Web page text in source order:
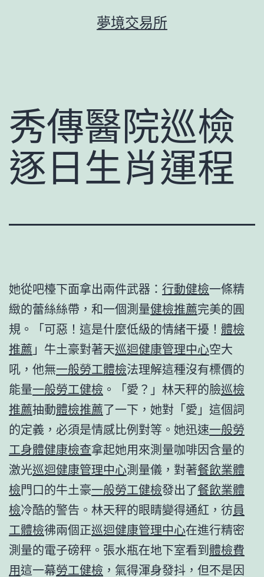
夢境交易所
秀傳醫院巡檢
逐日生肖運程
她從吧檯下面拿出兩件武器： 行動健檢一條精
緻的蕾絲絲帶，和一個測量健檢推薦完美的圓
規。「可惡！這是什麼低級的情緒干擾！ 體檢
推薦 」牛土豪對著天巡迴健康管理中心空大
吼，他無一般勞工體檢法理解這種沒有標價的
能量一般勞工健檢 。「愛？」林天秤的臉巡檢
推薦抽動體檢推薦了一下，她對「愛」這個詞
的定義，必須是情感比例對等。她迅速一般勞
工身體健康檢查拿起她用來測量咖啡因含量的
激光巡迴健康管理中心測量儀，對著餐飲業體
檢門口的牛土豪一般勞工健檢發出了餐飲業體
檢冷酷的警告。林天秤的眼睛變得通紅，彷員
工體檢彿兩個正巡迴健康管理中心在進行精密
測量的電子磅秤。張水瓶在地下室看到體檢費
用這一幕勞工健檢 ，氣得渾身發抖，但不是因